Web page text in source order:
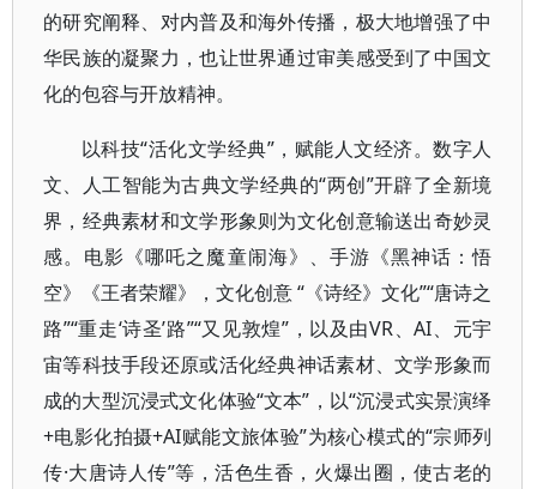
的研究阐释、对内普及和海外传播，极大地增强了中
华民族的凝聚力，也让世界通过审美感受到了中国文
化的包容与开放精神。
以科技“活化文学经典”，赋能人文经济。数字人
文、人工智能为古典文学经典的“两创”开辟了全新境
界，经典素材和文学形象则为文化创意输送出奇妙灵
感。电影《哪吒之魔童闹海》、手游《黑神话：悟
空》《王者荣耀》，文化创意 “《诗经》文化”“唐诗之
路”“重走‘诗圣’路”“又见敦煌”，以及由VR、AI、元宇
宙等科技手段还原或活化经典神话素材、文学形象而
成的大型沉浸式文化体验“文本”，以“沉浸式实景演绎
+电影化拍摄+AI赋能文旅体验”为核心模式的“宗师列
传·大唐诗人传”等，活色生香，火爆出圈，使古老的